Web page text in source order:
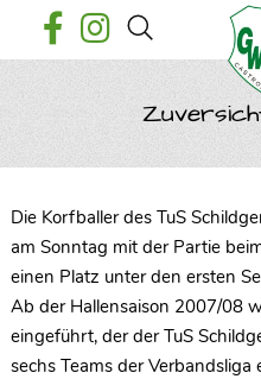
Die Korfballer des TuS
am Sonntag mit der Partie
einen Platz unter den ersten
Ab der Hallensaison 2007/08
eingeführt, der der TuS
sechs Teams der